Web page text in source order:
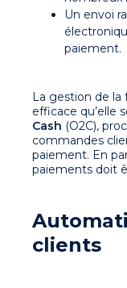
Un envoi
paiement.
La gestion de la
efficace qu’elle
Cash (O2C),
commandes
paiement. En
paiements doit
clients